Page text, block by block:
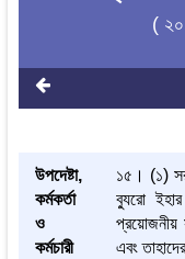
(
উপদেষ্টা,
কর্মকর্তা
ও
কর্মচারী
১৫। (১)
ব্যুরো ইহার
প্রয়োজনীয়
এবং